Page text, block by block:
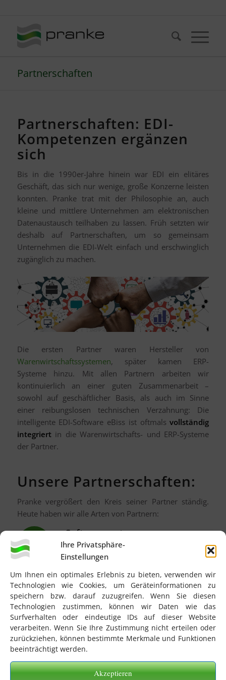
Ihre Privatsphäre-
Einstellungen
Um Ihnen ein optimales Erlebnis zu bieten, verwenden wir
Technologien wie Cookies, um Geräteinformationen zu
speichern bzw. darauf zuzugreifen. Wenn Sie diesen
Technologien zustimmen, können wir Daten wie das
Surfverhalten oder eindeutige IDs auf dieser Website
verarbeiten. Wenn Sie Ihre Zustimmung nicht erteilen oder
zurückziehen, können bestimmte Merkmale und Funktionen
beeinträchtigt werden.
Akzeptieren
Partnerschaften
Partnerschaften: EDI-
Kompetenzen ergänzen
sich
Bis in die 1990er-Jahre hinein war EDI ein elitäres
Geschäft, das sich nur wenige, große Konzerne leisten
konnten. Pranke trat mit der Philosophie an, auch
kleine und mittlere Unternehmen am elektronischen
Datenaustausch teilhaben zu lassen. Früh setzten wir
deshalb auf Partnerschaften, um so gemeinsam
Unternehmen die EDI-Welt einfach und erschwinglich
zugänglich zu machen.
Die ersten Partner waren Hersteller von
Warenwirtschaftssystemen, später kamen ERP-
Systeme hinzu. Mit allen Partnern arbeiten wir
kontinuierlich an einer guten Zusammenarbeit –
sowohl auf geschäftlicher Basis, als auch im Sinne
einer reibungslosen technischen Verzahnung: Die
intelligente EDI-Software eBiss ist oftmalsvollständig
integriertin die Warenwirtschafts- und ERP-Systeme
der Partner.
Unsere Partnerschaften:
Pranke vergrößert den Kreis seiner Partner ständig.
Heute haben wir alle Arten von Partnern:
Softwarepartner
Hersteller vonWarenwirtschafts
– und
ERP-Systemen
zur Bündelung und Ergänzung von
Kernkompetenzen
Implementierungspartner
insbesondere im europäischen Ausland,
die dort die EDI-Verbreitung mit ihren
Markt- und Sprachkenntnissen fördern.